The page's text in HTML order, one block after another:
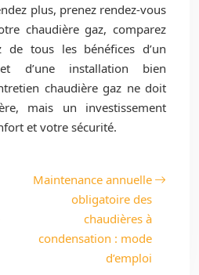
plus, prenez rendez-vous
chaudière gaz, comparez
tous les bénéfices d’un
d’une installation bien
chaudière gaz ne doit
mais un investissement
et votre sécurité.
Maintenance annuelle
obligatoire des
chaudières à
condensation : mode
d’emploi